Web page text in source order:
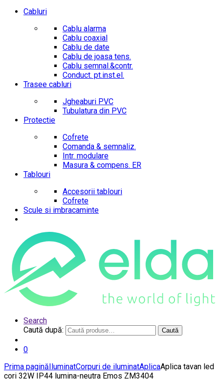
Cabluri
Cablu alarma
Cablu coaxial
Cablu de date
Cablu de joasa tens.
Cablu semnal.&contr.
Conduct. pt.inst.el.
Trasee cabluri
Jgheaburi PVC
Tubulatura din PVC
Protectie
Cofrete
Comanda & semnaliz.
Intr. modulare
Masura & compens. ER
Tablouri
Accesorii tablouri
Cofrete
Scule si imbracaminte
Search
Caută după:
Caută
0
Prima paginăIluminatCorpuri de iluminatAplicaAplica tavan led
cori 32W IP44 lumina-neutra Emos ZM3404